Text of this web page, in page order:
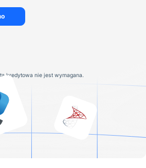
kredytowa nie jest wymagana.